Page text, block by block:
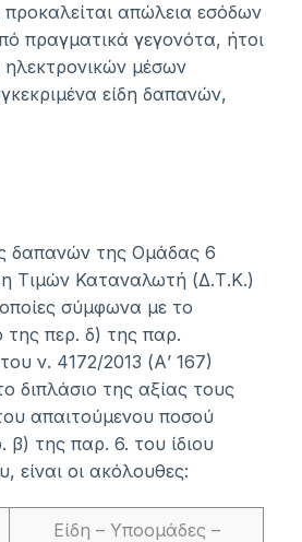
απώλεια εσόδων
πραγματικά γεγονότα, ήτοι
μέσων
είδη δαπανών,
δαπανών της Ομάδας 6
Τιμών Καταναλωτή (Δ.Τ.Κ.)
σύμφωνα με το
της περ. δ) της παρ.
του ν. 4172/2013 (Α’ 167)
διπλάσιο της αξίας τους
απαιτούμενου ποσού
της παρ. 6. του ίδιου
είναι οι ακόλουθες:
Είδη – Υποομάδες –